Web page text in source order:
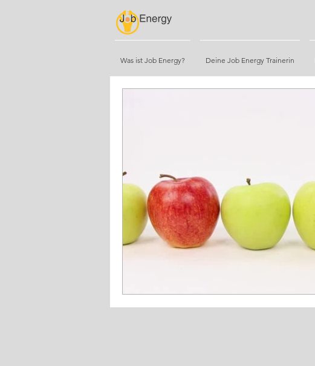
Was ist Job Energy? Deine Job Energy Trainerin